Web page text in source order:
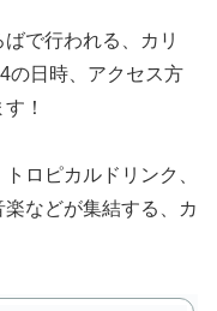
で行われる、カリ
の日時、アクセス方
！
ロピカルドリンク、
などが集結する、カ